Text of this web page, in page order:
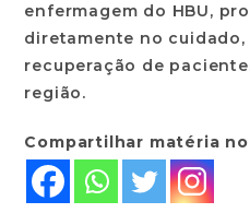
enfermagem do HBU,
diretamente no
recuperação de
região.
Compartilhar matéria no